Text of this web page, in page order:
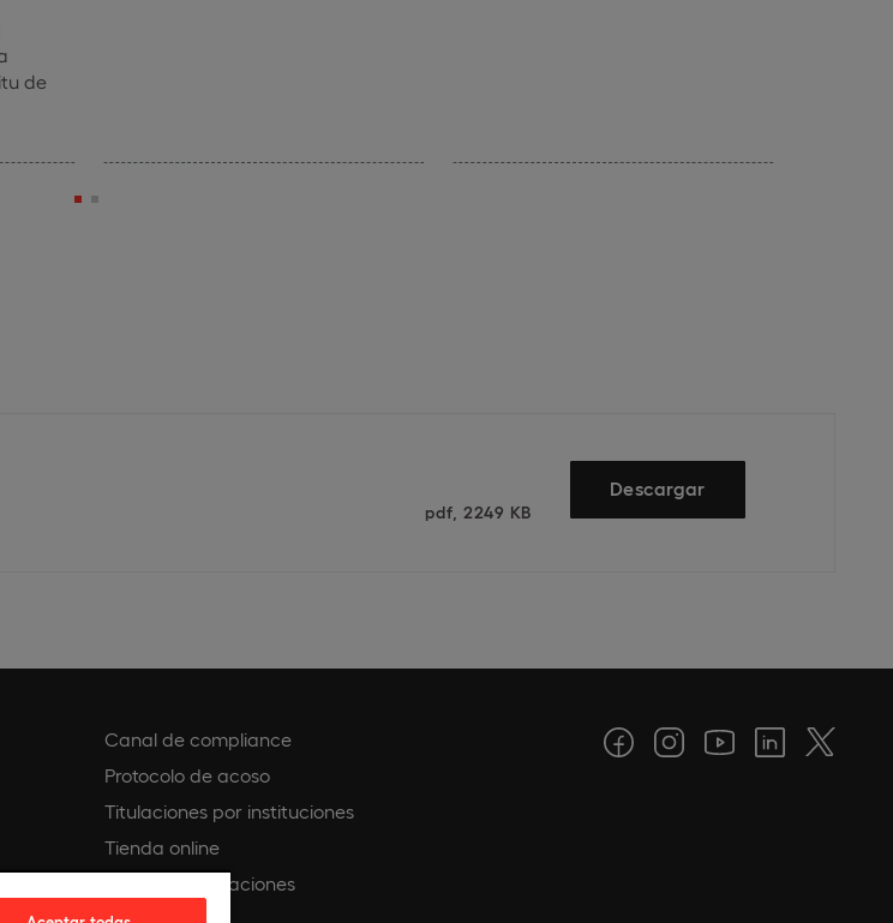
de
pdf, 2249 KB
Descargar
Canal de compliance
Protocolo de acoso
Titulaciones por instituciones
Tienda online
Buscando Vocaciones